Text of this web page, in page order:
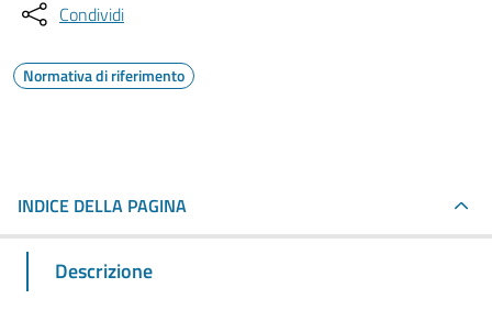
Condividi
Normativa di riferimento
INDICE DELLA PAGINA
Descrizione